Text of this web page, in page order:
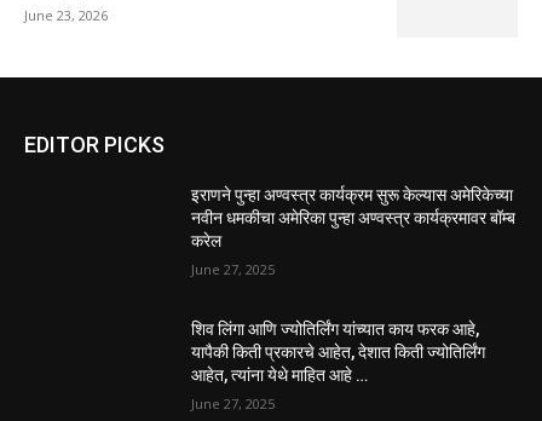
June 23, 2026
EDITOR PICKS
इराणने पुन्हा अण्वस्त्र कार्यक्रम सुरू केल्यास अमेरिकेच्या
नवीन धमकीचा अमेरिका पुन्हा अण्वस्त्र कार्यक्रमावर बॉम्ब
करेल
June 27, 2025
शिव लिंगा आणि ज्योतिर्लिंग यांच्यात काय फरक आहे,
यापैकी किती प्रकारचे आहेत, देशात किती ज्योतिर्लिंग
आहेत, त्यांना येथे माहित आहे …
June 27, 2025